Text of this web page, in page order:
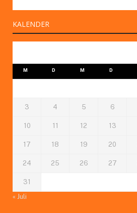
KALENDER
M D M D
3 4 5 6
10 11 12 13
17 18 19 20
24 25 26 27
31
« Juli